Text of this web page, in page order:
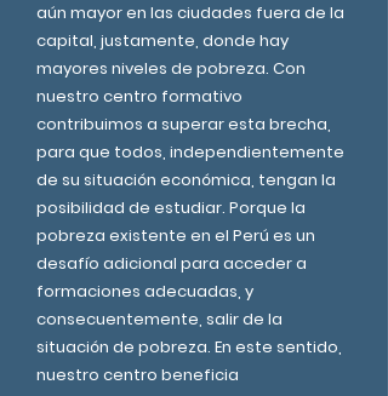
aún mayor en las ciudades fuera de la
capital, justamente, donde hay
mayores niveles de pobreza. Con
nuestro centro formativo
contribuimos a superar esta brecha,
para que todos, independientemente
de su situación económica, tengan la
posibilidad de estudiar. Porque la
pobreza existente en el Perú es un
desafío adicional para acceder a
formaciones adecuadas, y
consecuentemente, salir de la
situación de pobreza. En este sentido,
nuestro centro beneficia